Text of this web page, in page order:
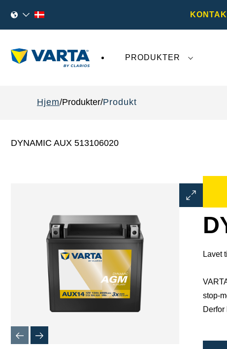
PRODUKTER
Hjem Produkter Produkt
DYNAMIC AUX 513106020
Åbn
billeddialog
Lavet
stop-